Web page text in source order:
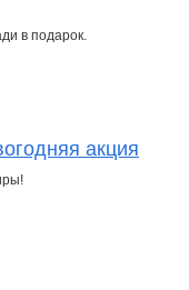
в подарок.
акция